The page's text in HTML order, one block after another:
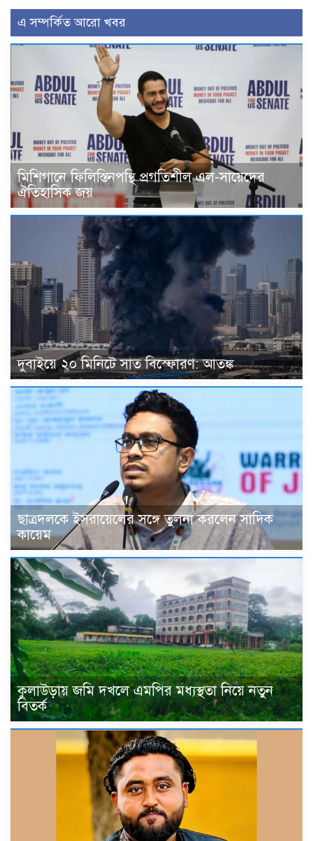
এ সম্পর্কিত আরো খবর
মিশিগানে ফিলিস্তিনপন্থি প্রগতিশীল এল-সায়েদের
ঐতিহাসিক জয়
দুবাইয়ে ২০ মিনিটে সাত বিস্ফোরণ: আতঙ্ক
ছাত্রদলকে ইসরায়েলের সঙ্গে তুলনা করলেন সাদিক
কায়েম
কুলাউড়ায় জমি দখলে এমপির মধ্যস্থতা নিয়ে নতুন
বিতর্ক